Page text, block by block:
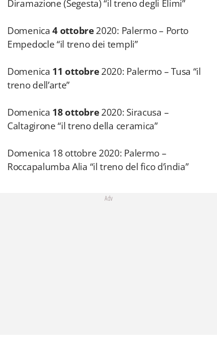
Diramazione (Segesta) “il treno degli Elimi”
Domenica 4 ottobre2020: Palermo – Porto
Empedocle “il treno dei templi”
Domenica 11 ottobre2020: Palermo – Tusa “il
treno dell’arte”
Domenica 18 ottobre2020: Siracusa –
Caltagirone “il treno della ceramica”
Domenica 18 ottobre 2020: Palermo –
Roccapalumba Alia “il treno del fico d’india”
Adv